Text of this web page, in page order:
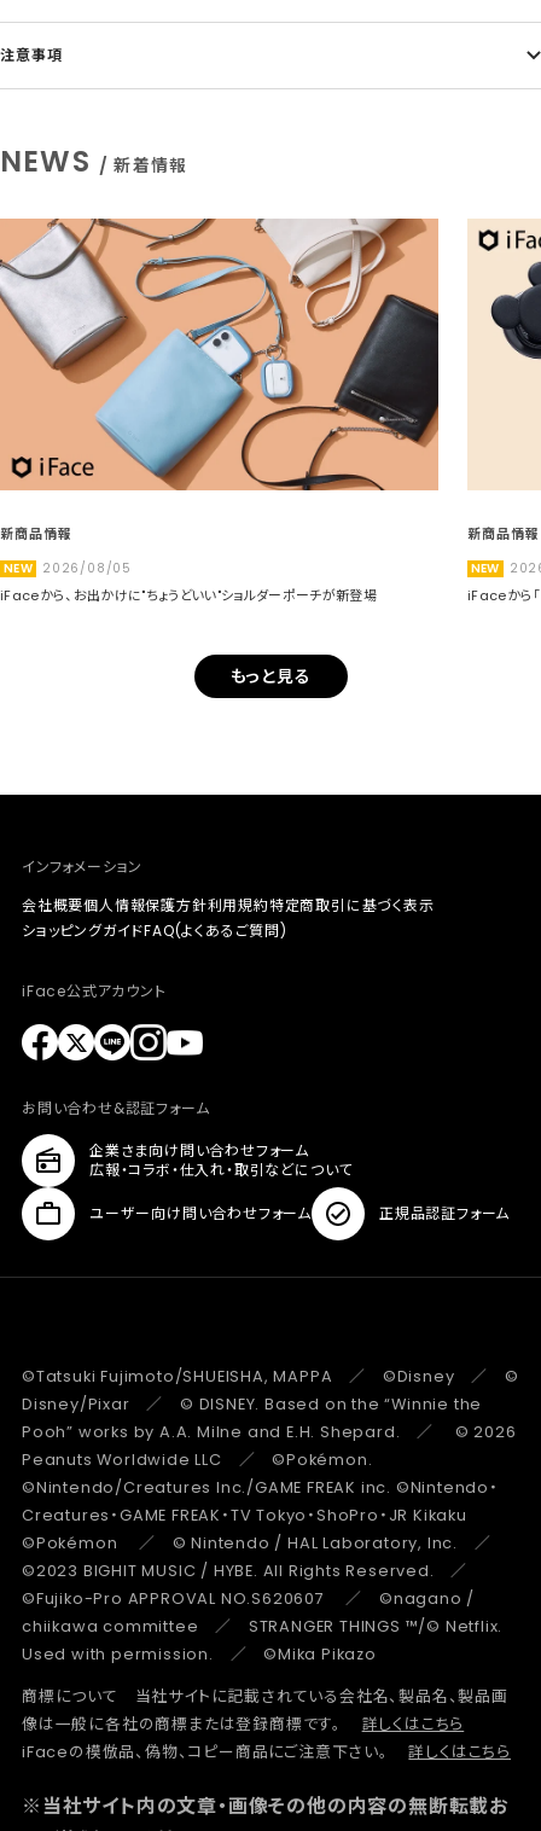
注意事項
NEWS / 新着情報
新商品情報
NEW 2026/08/05
iFaceから、お出かけに"ちょうどいい"ショルダーポーチが新登場
新商品情報
NEW
iFaceから
もっと見る
インフォメーション
会社概要個人情報保護方針利用規約特定商取引に基づく表示
ショッピングガイドFAQ(よくあるご質問)
iFace公式アカウント
お問い合わせ&認証フォーム
企業さま向け問い合わせフォーム
広報・コラボ・仕入れ・取引などについて
ユーザー向け問い合わせフォーム 正規品認証フォーム
©Tatsuki Fujimoto/SHUEISHA, MAPPA ／ ©Disney ／ ©
Disney/Pixar ／ © DISNEY. Based on the “Winnie the
Pooh” works by A.A. Milne and E.H. Shepard. ／ © 2026
Peanuts Worldwide LLC ／ ©Pokémon.
©Nintendo/Creatures Inc./GAME FREAK inc. ©Nintendo・
Creatures・GAME FREAK・TV Tokyo・ShoPro・JR Kikaku
©Pokémon ／ © Nintendo / HAL Laboratory, Inc. ／
©2023 BIGHIT MUSIC / HYBE. All Rights Reserved. ／
©Fujiko-Pro APPROVAL NO.S620607 ／ ©nagano /
chiikawa committee ／ STRANGER THINGS ™/© Netflix.
Used with permission. ／ ©Mika Pikazo
商標について 当社サイトに記載されている会社名、製品名、製品画
像は一般に各社の商標または登録商標です。
詳しくはこちら
iFaceの模倣品、偽物、コピー商品にご注意下さい。
詳しくはこちら
※当社サイト内の文章・画像その他の内容の無断転載お